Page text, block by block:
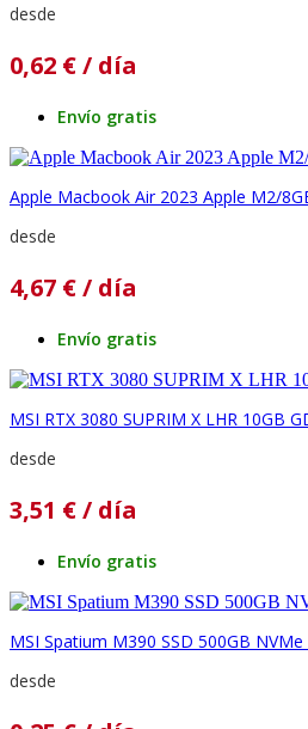
desde
0,62 €/ día
Envío gratis
Apple Macbook Air 2023 Apple M2/
desde
4,67 €/ día
Envío gratis
MSI RTX 3080 SUPRIM X LHR 10GB
desde
3,51 €/ día
Envío gratis
MSI Spatium M390 SSD 500GB
desde